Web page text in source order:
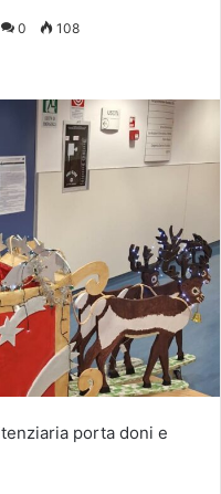
0 108
porta doni e